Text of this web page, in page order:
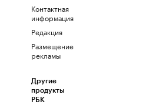
Контактная
информация
Редакция
Размещение
рекламы
Другие
продукты
РБК